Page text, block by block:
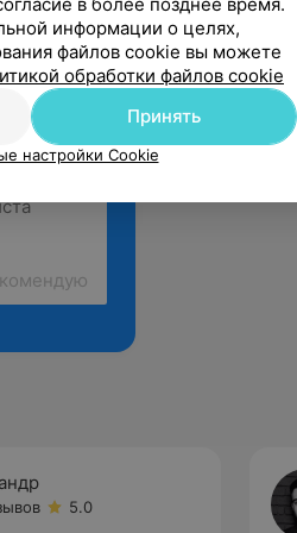
5.0
информации о целях,
файлов cookie вы можете
обработки файлов cookie
Принять
настройки Cookie